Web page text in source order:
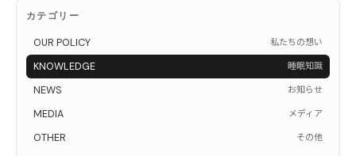
カテゴリー
OUR POLICY 私たちの想い
KNOWLEDGE 睡眠知識
NEWS お知らせ
MEDIA メディア
OTHER その他